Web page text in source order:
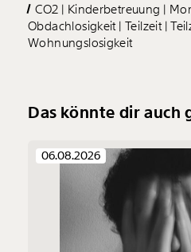
CO2 Kinderbetreuung
Obdachlosigkeit Teilzeit
Wohnungslosigkeit
Das könnte dir auch
06.08.2026